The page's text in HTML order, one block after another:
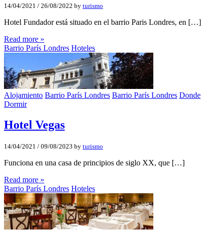
14/04/2021 / 26/08/2022 by turismo
Hotel Fundador está situado en el barrio Paris Londres, en […]
Read more »
Barrio París Londres Hoteles
Alojamiento Barrio París Londres Barrio París Londres Donde
Dormir
Hotel Vegas
14/04/2021 / 09/08/2023 by turismo
Funciona en una casa de principios de siglo XX, que […]
Read more »
Barrio París Londres Hoteles